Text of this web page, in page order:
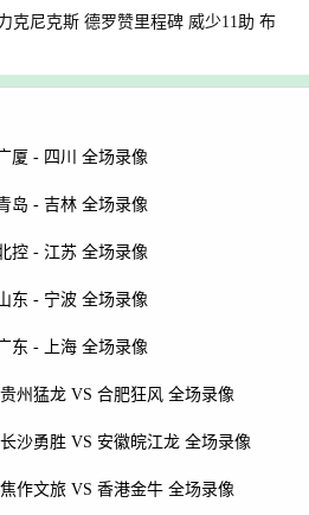
克尼克斯 德罗赞里程碑 威少11助 布
厦 - 四川 全场录像
岛 - 吉林 全场录像
控 - 江苏 全场录像
东 - 宁波 全场录像
东 - 上海 全场录像
州猛龙 VS 合肥狂风 全场录像
沙勇胜 VS 安徽皖江龙 全场录像
作文旅 VS 香港金牛 全场录像